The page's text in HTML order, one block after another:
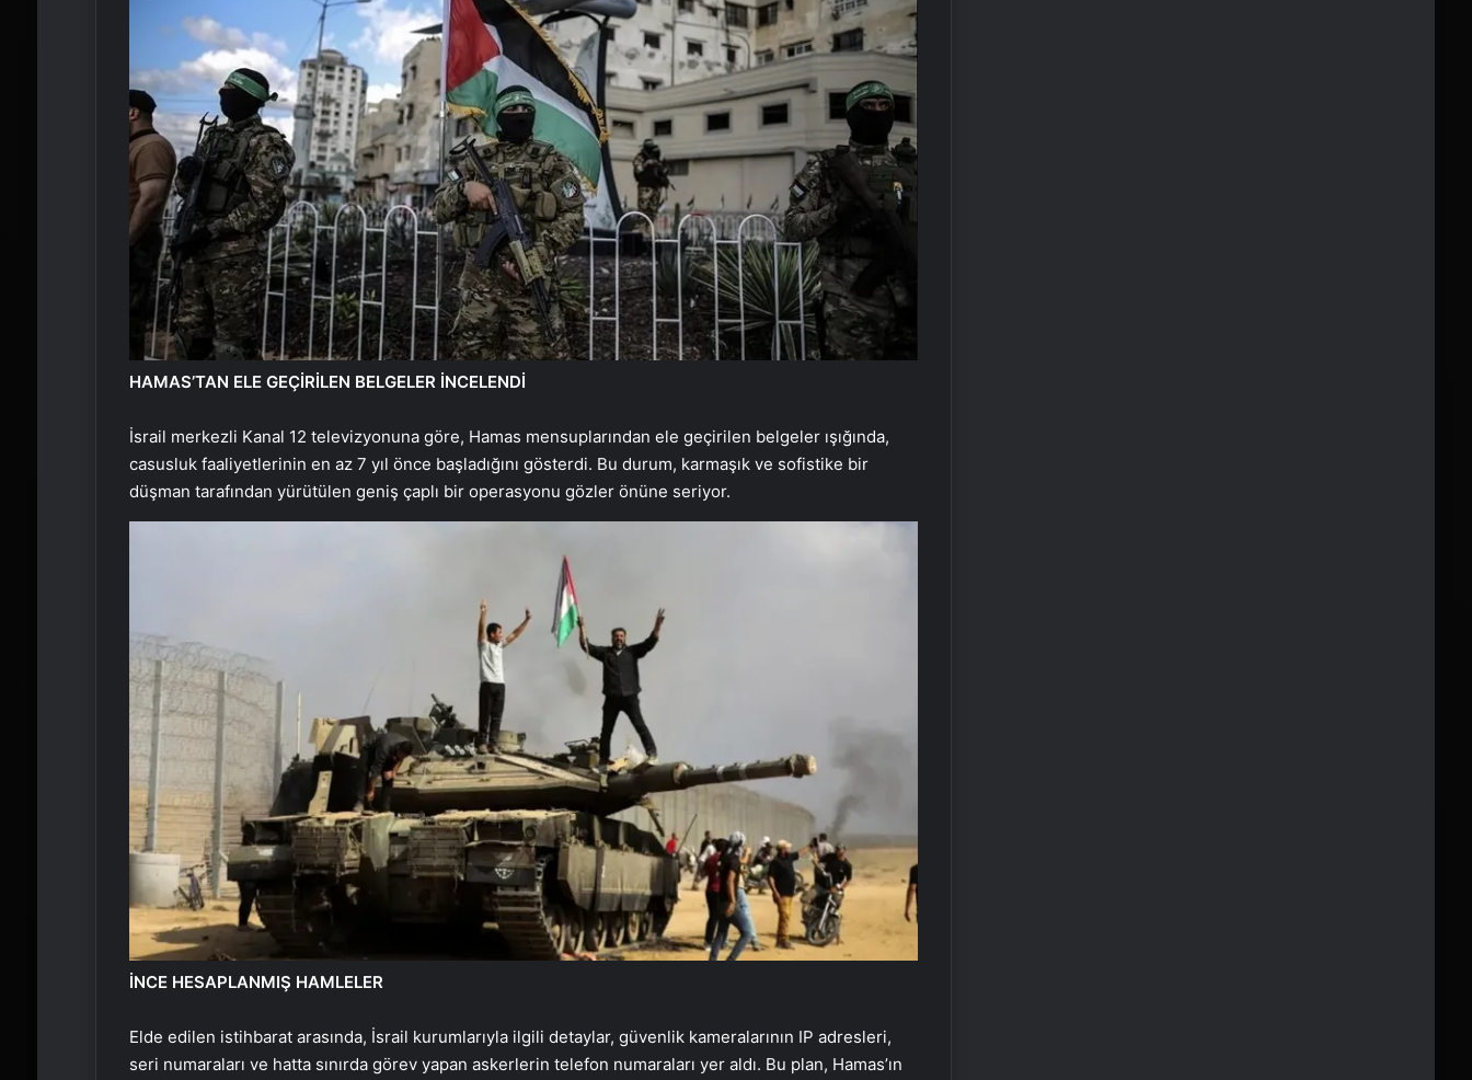
HAMAS’TAN ELE GEÇİRİLEN BELGELER İNCELENDİ
İsrail merkezli Kanal 12 televizyonuna göre, Hamas mensuplarından ele geçirilen belgeler ışığında,
casusluk faaliyetlerinin en az 7 yıl önce başladığını gösterdi. Bu durum, karmaşık ve sofistike bir
düşman tarafından yürütülen geniş çaplı bir operasyonu gözler önüne seriyor.
İNCE HESAPLANMIŞ HAMLELER
Elde edilen istihbarat arasında, İsrail kurumlarıyla ilgili detaylar, güvenlik kameralarının IP adresleri,
seri numaraları ve hatta sınırda görev yapan askerlerin telefon numaraları yer aldı. Bu plan, Hamas’ın